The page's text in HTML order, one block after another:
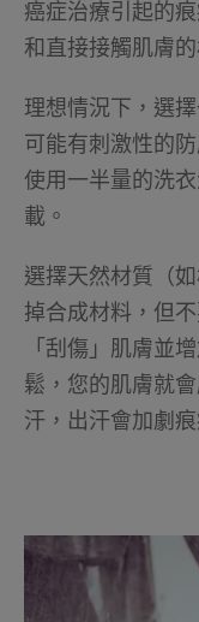
癌症治療引起的
和直接接觸肌膚的
理想情況下，選
可能有刺激性的
使用一半量的洗
載。
選擇天然材質（
掉合成材料，但
「刮傷」肌膚並
鬆，您的肌膚就
汗，出汗會加劇痕